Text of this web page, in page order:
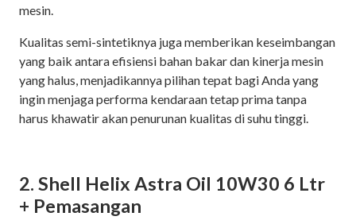
mesin.
Kualitas semi-sintetiknya juga memberikan keseimbangan
yang baik antara efisiensi bahan bakar dan kinerja mesin
yang halus, menjadikannya pilihan tepat bagi Anda yang
ingin menjaga performa kendaraan tetap prima tanpa
harus khawatir akan penurunan kualitas di suhu tinggi.
2. Shell Helix Astra Oil 10W30 6 Ltr
+ Pemasangan